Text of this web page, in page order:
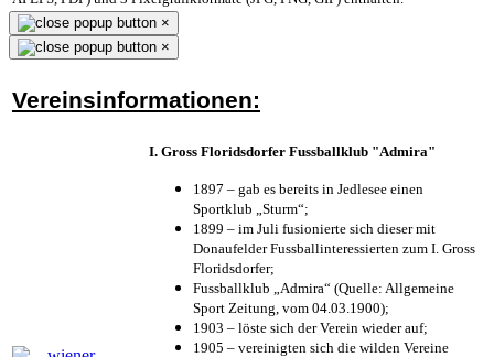
×
×
Vereinsinformationen:
I. Gross Floridsdorfer Fussballklub "Admira"
1897 – gab es bereits in Jedlesee einen
Sportklub „Sturm“;
1899 – im Juli fusionierte sich dieser mit
Donaufelder Fussballinteressierten zum I. Gross
Floridsdorfer;
Fussballklub „Admira“ (Quelle: Allgemeine
Sport Zeitung, vom 04.03.1900);
1903 – löste sich der Verein wieder auf;
1905 – vereinigten sich die wilden Vereine